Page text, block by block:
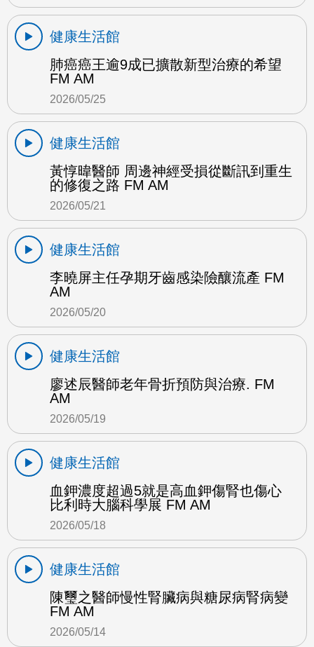
健康生活館
肺癌癌王逾9成已擴散新型治療的希望
FM AM
2026/05/25
健康生活館
黃惇暐醫師 周邊神經受損從斷訊到重生
的修復之路 FM AM
2026/05/21
健康生活館
李曉屏主任孕期牙齒感染險釀流產 FM
AM
2026/05/20
健康生活館
廖述辰醫師老年骨折預防與治療. FM
AM
2026/05/19
健康生活館
血鉀濃度超過5就是高血鉀傷腎也傷心
比利時大腦科學展 FM AM
2026/05/18
健康生活館
陳璽之醫師慢性腎臟病與糖尿病腎病變
FM AM
2026/05/14